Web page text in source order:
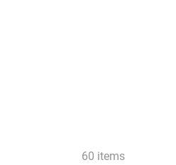
60 items